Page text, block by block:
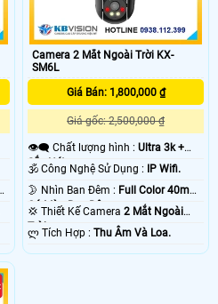
Camera 2 Mắt Ngoài Trời KX-
SM6L
Giá Bán: 1,800,000 ₫
Giá gốc: 2,500,000 ₫
👁️‍🗨 Chất lượng hình :Ultra 3k +
Sắc Nét .
🕉️ Công Nghệ Sử Dụng :
IP Wifi.
🌛 Nhìn Ban Đêm : Full Color 40m
Có Màu Ban Ðêm.
💢 Thiết Kế Camera2 Mắt Ngoài
Trời.
️ლ Tích Hợp :Thu Âm Và Loa.